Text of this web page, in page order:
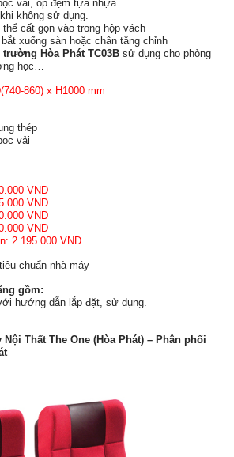
vải, ốp đệm tựa nhựa.
không sử dụng.
cất gọn vào trong hộp vách
xuống sàn hoặc chân tăng chỉnh
Hòa Phát TC03B sử dụng cho phòng
học…
860) x H1000 mm
thép
vải
VND
VND
VND
VND
2.195.000 VND
chuẩn nhà máy
gồm:
hướng dẫn lắp đặt, sử dụng.
Thất The One (Hòa Phát) – Phân phối